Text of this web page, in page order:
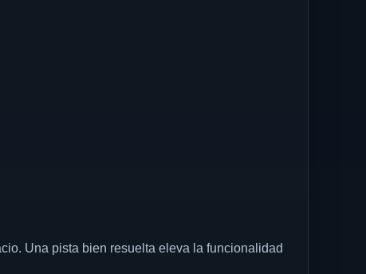
Una pista bien resuelta eleva la funcionalidad